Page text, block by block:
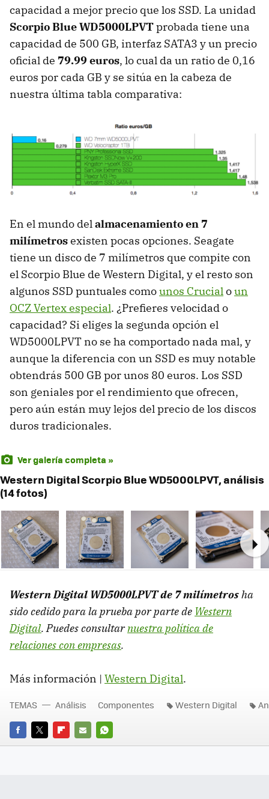
capacidad a mejor precio que los SSD. La unidad
Scorpio Blue WD5000LPVTprobada tiene una
capacidad de 500 GB, interfaz SATA3 y un precio
oficial de 79.99 euros, lo cual da un ratio de 0,16
euros por cada GB y se sitúa en la cabeza de
nuestra última tabla comparativa:
En el mundo delalmacenamiento en 7
milímetrosexisten pocas opciones. Seagate
tiene un disco de 7 milímetros que compite con
el Scorpio Blue de Western Digital, y el resto son
algunos SSD puntuales comounos Crucialoun
OCZVertex especial. ¿Prefieres velocidad o
capacidad? Si eliges la segunda opción el
WD5000LPVT no se ha comportado nada mal, y
aunque la diferencia con un SSD es muy notable
obtendrás 500 GB por unos 80 euros. Los SSD
son geniales por el rendimiento que ofrecen,
pero aún están muy lejos del precio de los discos
duros tradicionales.
Ver galería completa »
Western Digital Scorpio Blue WD5000LPVT, análisis
(14 fotos)
Western Digital WD5000LPVT de 7 milímetrosha
sido cedido para la prueba por parte de Western
Digital. Puedes consultarnuestra política de
relaciones con empresas.
Más información | Western Digital.
FACEBOOK
TWITTERFLIPBOARD
E-
WHATSAPP
TEMAS Análisis Componentes Western Digital